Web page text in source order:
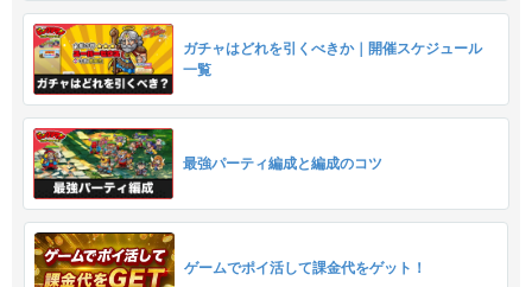
ガチャはどれを引くべきか｜開催スケジュール
一覧
最強パーティ編成と編成のコツ
ゲームでポイ活して課金代をゲット！